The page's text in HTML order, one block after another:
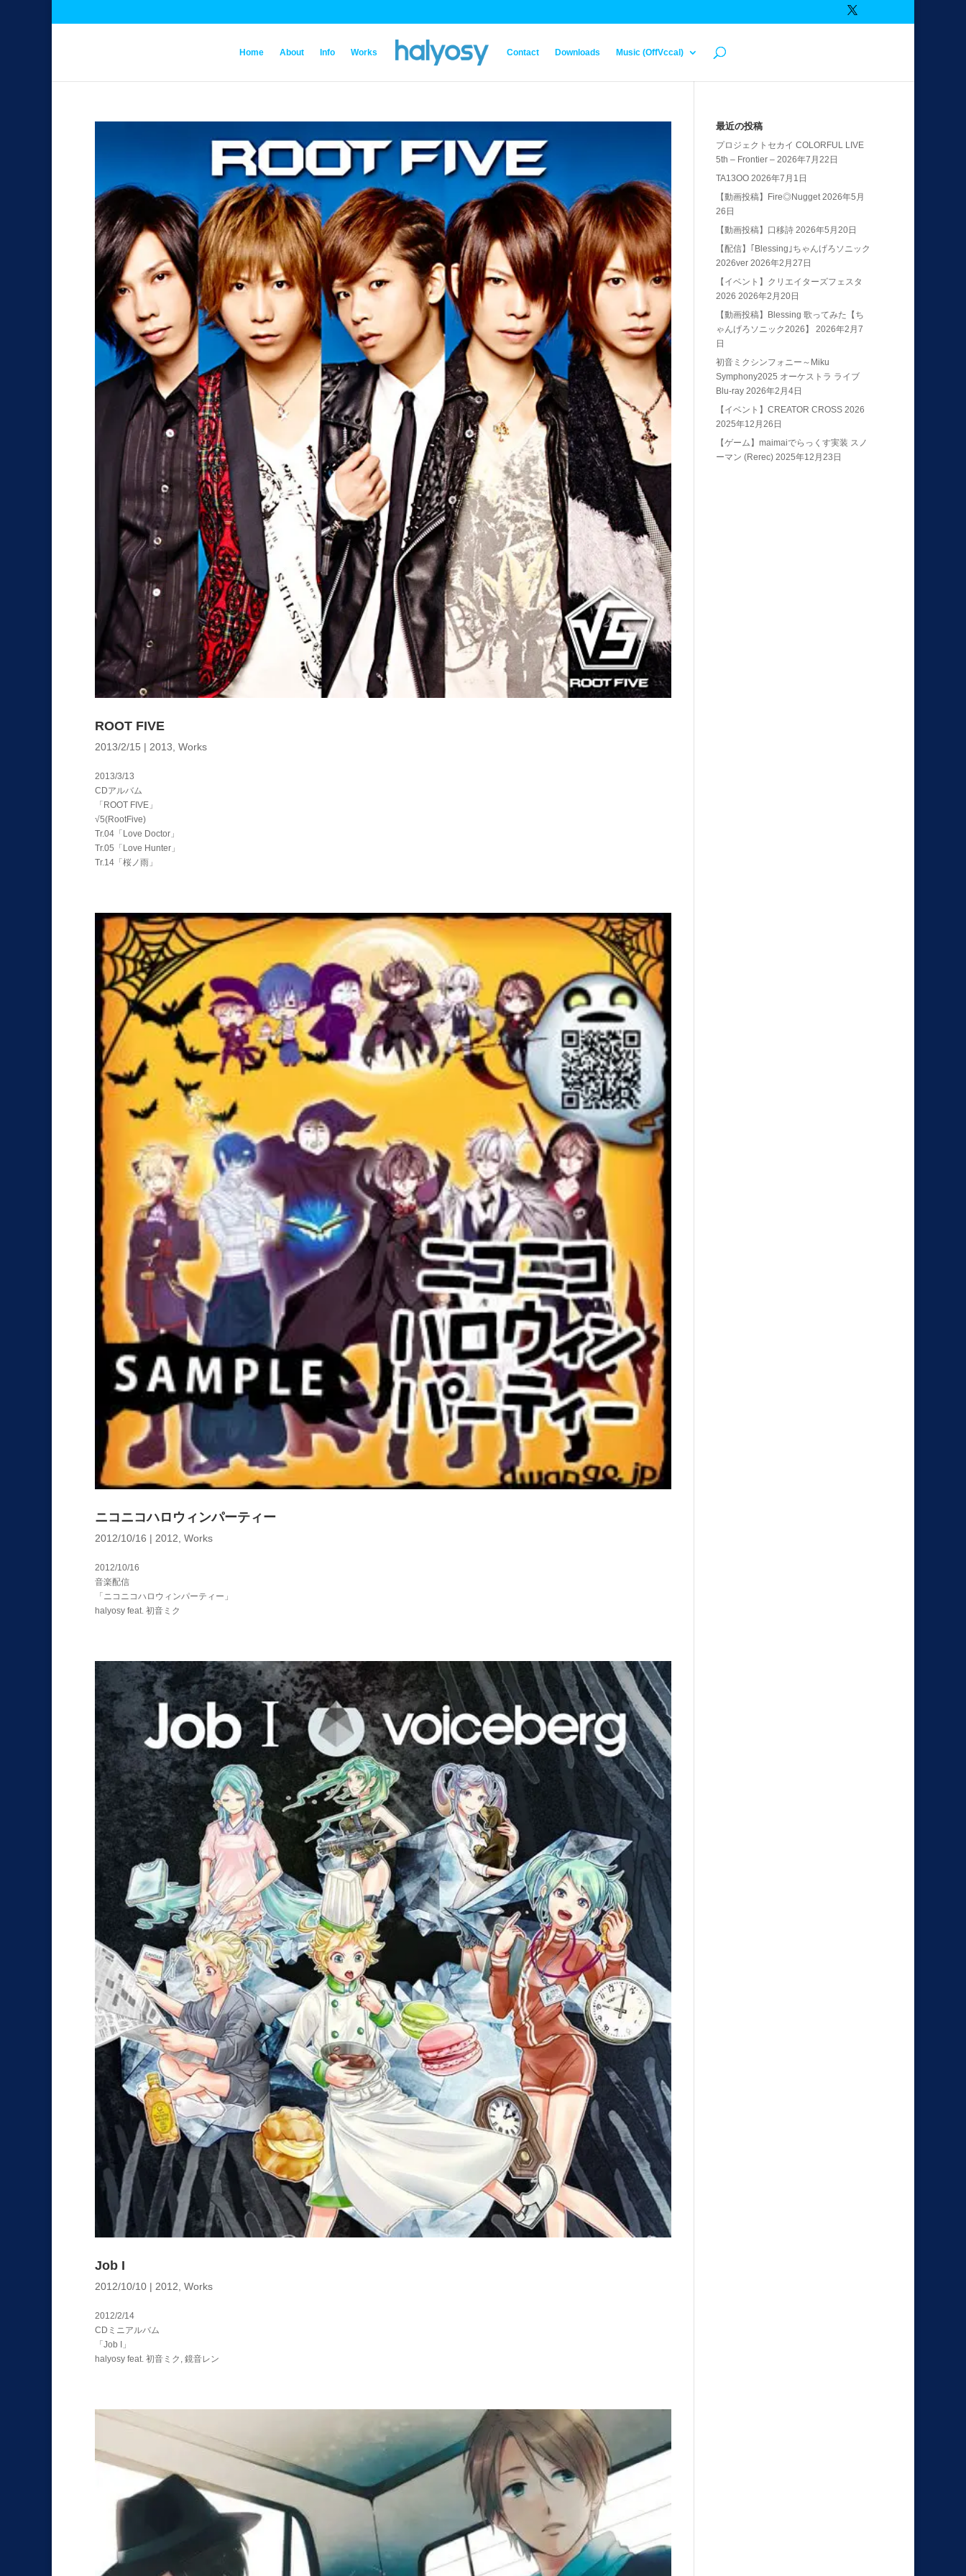
Home About Info Works Contact Downloads Music (OffVccal)
ROOT FIVE
2013/2/15 | 2013 Works
2013/3/13
CDアルバム
「ROOT FIVE」
√5(RootFive)
Tr.04「Love Doctor」
Tr.05「Love Hunter」
Tr.14「桜ノ雨」
ニコニコハロウィンパーティー
2012/10/16 | 2012 Works
2012/10/16
音楽配信
「ニコニコハロウィンパーティー」
halyosy feat. 初音ミク
Job I
2012/10/10 | 2012 Works
2012/2/14
CDミニアルバム
「Job I」
halyosy feat. 初音ミク, 鏡音レン
最近の投稿
プロジェクトセカイ COLORFUL LIVE
5th – Frontier – 2026年7月22日
TA13OO 2026年7月1日
【動画投稿】Fire◎Nugget 2026年5月
26日
【動画投稿】口移詩 2026年5月20日
【配信】｢Blessing｣ちゃんげろソニック
2026ver 2026年2月27日
【イベント】クリエイターズフェスタ
2026 2026年2月20日
【動画投稿】Blessing 歌ってみた【ち
ゃんげろソニック2026】
2026年2月7
日
初音ミクシンフォニー～Miku
Symphony2025 オーケストラ ライブ
Blu-ray 2026年2月4日
【イベント】CREATOR CROSS 2026
2025年12月26日
【ゲーム】maimaiでらっくす実装 スノ
ーマン (Rerec) 2025年12月23日